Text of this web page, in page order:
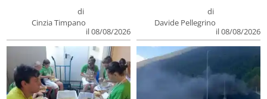
di
Cinzia Timpano
il 08/08/2026
di
Davide Pellegrino
il 08/08/2026